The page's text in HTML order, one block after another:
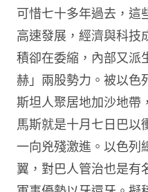
可惜七十多年過去，這
高速發展，經濟與科技
積卻在委縮，內部又派
赫」兩股勢力。被以色
斯坦人聚居地加沙地帶
馬斯就是十月七日巴以
一向兇殘激進。以色列
翼，對巴人管治也是有